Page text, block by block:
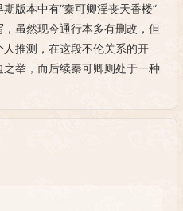
版本中有“秦可卿淫丧天香楼”
虽然现今通行本多有删改，但
推测，在这段不伦关系的开
举，而后续秦可卿则处于一种